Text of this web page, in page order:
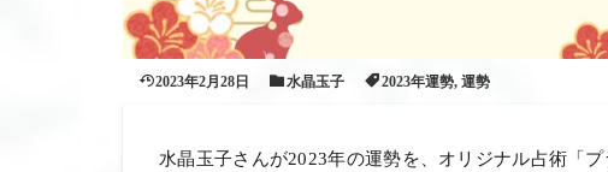
2023年2月28日 水晶玉子 2023年運勢, 運勢
水晶玉子さんが2023年の運勢を、オリジナル占術「プ